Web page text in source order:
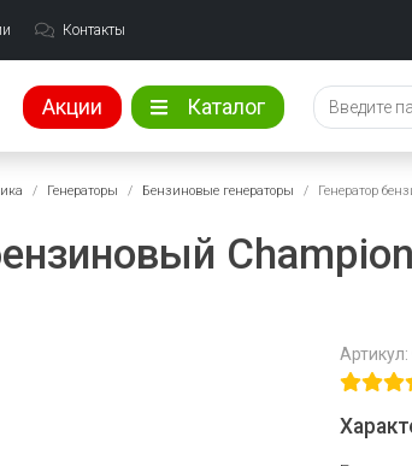
Контакты
Акции Каталог
Генераторы Бензиновые генераторы Генератор
Артикул: